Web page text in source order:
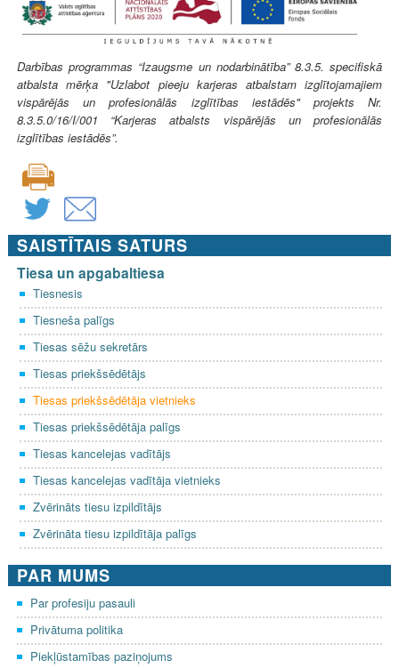
Darbības programmas “Izaugsme un nodarbinātība” 8.3.5. specifiskā
atbalsta mērķa "Uzlabot pieeju karjeras atbalstam izglītojamajiem
vispārējās un profesionālās izglītības iestādēs" projekts Nr.
8.3.5.0/16/I/001 “Karjeras atbalsts vispārējās un profesionālās
izglītības iestādēs”.
SAISTĪTAIS SATURS
Tiesa un apgabaltiesa
Tiesnesis
Tiesneša palīgs
Tiesas sēžu sekretārs
Tiesas priekšsēdētājs
Tiesas priekšsēdētāja vietnieks
Tiesas priekšsēdētāja palīgs
Tiesas kancelejas vadītājs
Tiesas kancelejas vadītāja vietnieks
Zvērināts tiesu izpildītājs
Zvērināta tiesu izpildītāja palīgs
PAR MUMS
Par profesiju pasauli
Privātuma politika
Piekļūstamības paziņojums